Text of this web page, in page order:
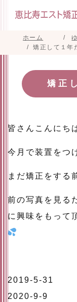
ホーム
矯正して１年
矯正
皆さんこんにち
今月で装置をつ
まだ矯正をする
前の写真を見る
に興味をもって
2020-9-9